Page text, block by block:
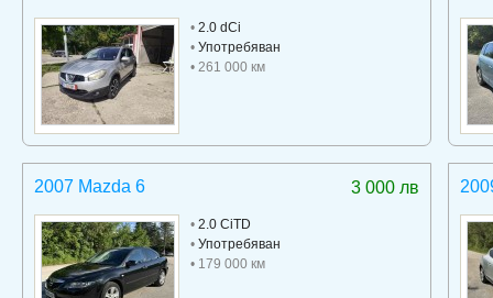
• 2.0 dCi
• Употребяван
• 261 000 км
3 000 лв
2007 Mazda 6
• 2.0 CiTD
• Употребяван
• 179 000 км